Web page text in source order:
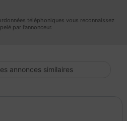
(A.F.U.)
en hauteur
téléphoniques vous reconnaissez
par l’annonceur.
annonces similaires